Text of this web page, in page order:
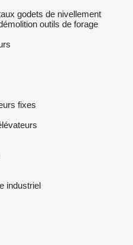
godets de nivellement
outils de forage
fixes
industriel